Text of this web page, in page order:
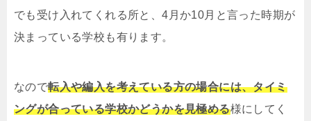
でも受け入れてくれる所と、4月か10月と言った時期が
決まっている学校も有ります。
なので転入や編入を考えている方の場合には、タイミ
ングが合っている学校かどうかを見極める様にしてく